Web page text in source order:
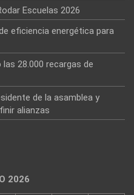
Escuelas 2026
eficiencia energética para
28.000 recargas de
de la asamblea y
alianzas
2026